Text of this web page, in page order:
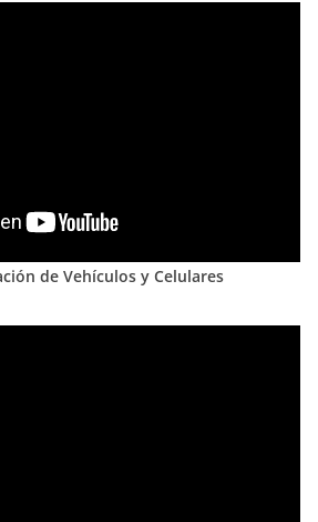
de Vehículos y Celulares